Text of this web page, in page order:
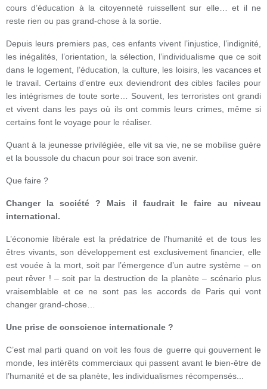
cours d’éducation à la citoyenneté ruissellent sur elle… et il ne
reste rien ou pas grand-chose à la sortie.
Depuis leurs premiers pas, ces enfants vivent l’injustice, l’indignité,
les inégalités, l’orientation, la sélection, l’individualisme que ce soit
dans le logement, l’éducation, la culture, les loisirs, les vacances et
le travail. Certains d’entre eux deviendront des cibles faciles pour
les intégrismes de toute sorte… Souvent, les terroristes ont grandi
et vivent dans les pays où ils ont commis leurs crimes, même si
certains font le voyage pour le réaliser.
Quant à la jeunesse privilégiée, elle vit sa vie, ne se mobilise guère
et la boussole du chacun pour soi trace son avenir.
Que faire ?
Changer la société ? Mais il faudrait le faire au niveau
international.
L’économie libérale est la prédatrice de l’humanité et de tous les
êtres vivants, son développement est exclusivement financier, elle
est vouée à la mort, soit par l’émergence d’un autre système – on
peut rêver ! – soit par la destruction de la planète – scénario plus
vraisemblable et ce ne sont pas les accords de Paris qui vont
changer grand-chose…
Une prise de conscience internationale ?
C’est mal parti quand on voit les fous de guerre qui gouvernent le
monde, les intérêts commerciaux qui passent avant le bien-être de
l’humanité et de sa planète, les individualismes récompensés...